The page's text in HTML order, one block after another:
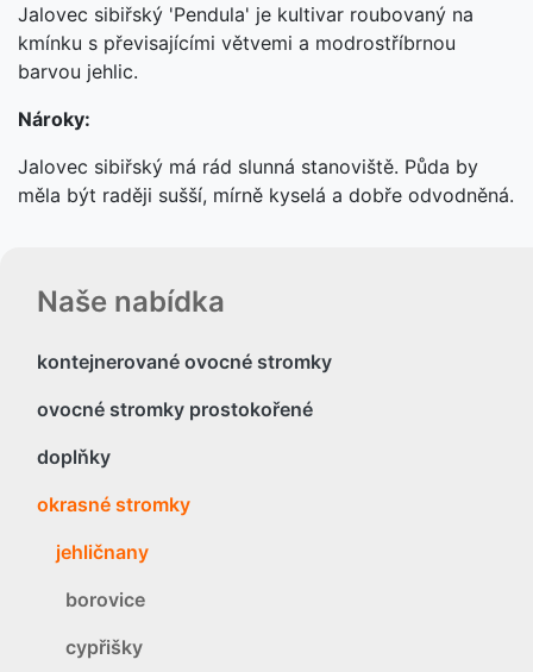
Naše nabídka
kontejnerované ovocné stromky
ovocné stromky prostokořené
doplňky
okrasné stromky
jehličnany
borovice
cypřišky
Jalovec sibiřský 'Pendula' je kultivar roubovaný na
kmínku s převisajícími větvemi a modrostříbrnou
barvou jehlic.
Nároky:
Jalovec sibiřský má rád slunná stanoviště. Půda by
měla být raději sušší, mírně kyselá a dobře odvodněná.